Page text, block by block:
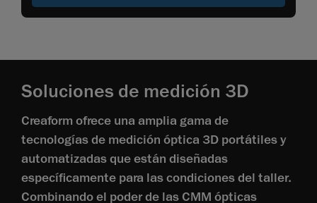
Soluciones de medición 3D
Creaform ofrece una amplia gama de
tecnologías de medición óptica 3D portátiles y
automatizadas que están diseñadas
específicamente para las condiciones del taller.
Combinando el poder de las CMM ópticas